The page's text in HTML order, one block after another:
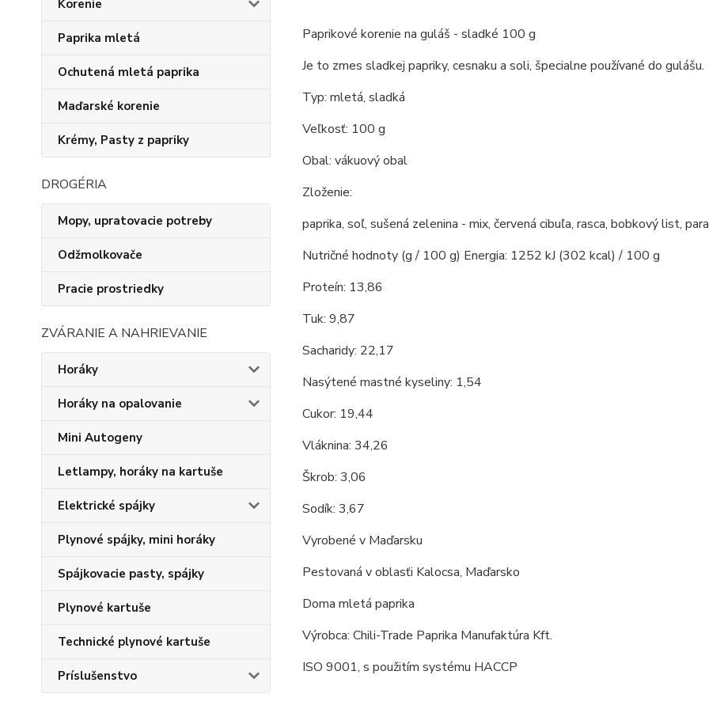
Korenie
Paprika mletá
Ochutená mletá paprika
Maďarské korenie
Krémy, Pasty z papriky
DROGÉRIA
Mopy, upratovacie potreby
Odžmolkovače
Pracie prostriedky
ZVÁRANIE A NAHRIEVANIE
Horáky
Horáky na opalovanie
Mini Autogeny
Letlampy, horáky na kartuše
Elektrické spájky
Plynové spájky, mini horáky
Spájkovacie pasty, spájky
Plynové kartuše
Technické plynové kartuše
Príslušenstvo
Paprikové korenie na guláš - sladké 100 g
Je to zmes sladkej papriky, cesnaku a soli, špecialne používané do gulášu.
Typ: mletá, sladká
Veľkosť: 100 g
Obal: vákuový obal
Zloženie:
paprika, soľ, sušená zelenina - mix, červená cibuľa, rasca, bobkový list,
Nutričné hodnoty (g / 100 g) Energia: 1252 kJ (302 kcal) / 100 g
Proteín: 13,86
Tuk: 9,87
Sacharidy: 22,17
Nasýtené mastné kyseliny: 1,54
Cukor: 19,44
Vláknina: 34,26
Škrob: 3,06
Sodík: 3,67
Vyrobené v Maďarsku
Pestovaná v oblasťi Kalocsa, Maďarsko
Doma mletá paprika
Výrobca: Chili-Trade Paprika Manufaktúra Kft.
ISO 9001, s použitím systému HACCP